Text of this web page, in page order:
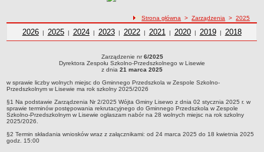
Dane teleadresowe
Dyrekcja
Regulaminy
Uchwały Rady Pedagogicznej
Kontrole Zewnętrzne
Dokumenty wewnętrzne
Oferty pracy
ścieżka nawigacji
Strona główna >Zarządzenia >2025
Zarządzenia z roku
2026| Zarządzenia z roku
2025| Zarządzenia z roku
2024| Zarządzenia z roku
2023| Zarządzenia z roku
2022| Zarządzenia z roku
2021 | Zarządzenia z roku
2020|
Zarządzenia z
roku
2019|
z roku
2018
Zarządzenie nr 6/2025Dyrektora Zespołu Szkolno-Przedszkolnego w Lisewiez dnia
21 marca 2025w sprawie liczby wolnych miejsc do Gminnego Przedszkola w
Zarządzenie nr6/2025
Dyrektora Zespołu Szkolno-Przedszkolnego w Lisewie
z dnia 21 marca 2025
w sprawie liczby wolnych miejsc do Gminnego Przedszkola w Zespole Szkolno-
Przedszkolnym w Lisewie ma rok szkolny 2025/2026
§1 Na podstawie Zarządzenia Nr 2/2025 Wójta Gminy Lisewo z dnia 02 stycznia 2025 r. w
sprawie terminów postępowania rekrutacyjnego do Gminnego Przedszkola w Zespole
Szkolno-Przedszkolnym w Lisewie ogłaszam nabór na 28 wolnych miejsc na rok szkolny
2025/2026.
§2 Termin składania wniosków wraz z załącznikami: od 24 marca 2025 do 18 kwietnia 2025
godz. 15:00